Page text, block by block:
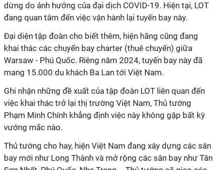
dừng do ảnh hưởng của đại dịch COVID-19. Hiện tại, LOT
đang quan tâm đến việc vận hành lại tuyến bay này.
Đại diện tập đoàn cho biết thêm, hiện hãng cũng đang
khai thác các chuyến bay charter (thuê chuyến) giữa
Warsaw - Phú Quốc. Riêng năm 2024, tuyến bay này đã
mang 15.000 du khách Ba Lan tới Việt Nam.
Ghi nhận những đề xuất của tập đoàn LOT liên quan đến
việc khai thác trở lại thị trường Việt Nam, Thủ tướng
Phạm Minh Chính khẳng định việc này không gặp bất kỳ
vướng mắc nào.
Thủ tướng cho hay, hiện Việt Nam đang xây dựng các sân
bay mới như Long Thành và mở rộng các sân bay như Tân